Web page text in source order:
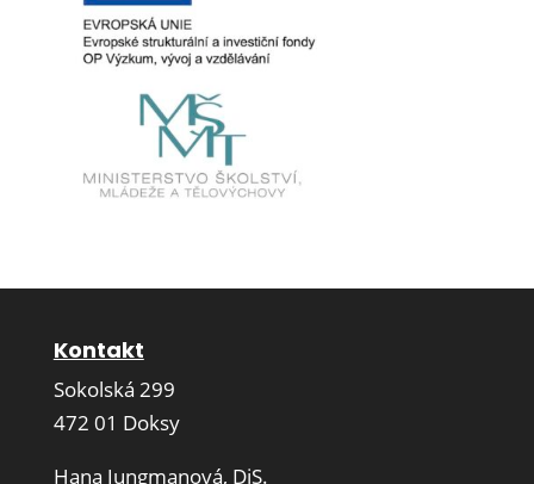
Kontakt
Sokolská 299
472 01 Doksy
Hana Jungmanová, DiS.